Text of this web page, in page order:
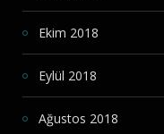
Ekim 2018
Eylül 2018
Ağustos 2018